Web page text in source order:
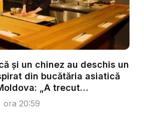
și un chinez au deschis un
din bucătăria asiatică
„A trecut
ora 20:59